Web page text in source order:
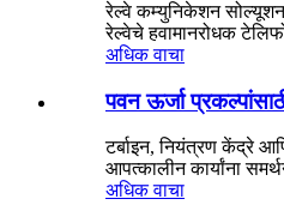
रेल्वे कम्युनिकेशन
रेल्वेचे हवामानरोधक
अधिक वाचा
पवन ऊर्जा
टर्बाइन, नियंत्रण केंद्रे
आपत्कालीन कार्यांना
अधिक वाचा